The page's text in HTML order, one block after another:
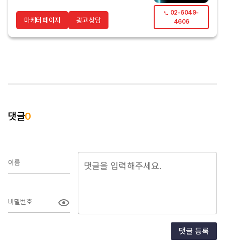
마케터 페이지 광고 상담
02-6049-
4606
댓글0
이름
비밀번호
댓글 등록